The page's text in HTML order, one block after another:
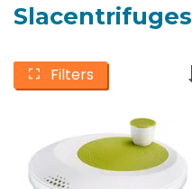
Slacentrifuges
Filters